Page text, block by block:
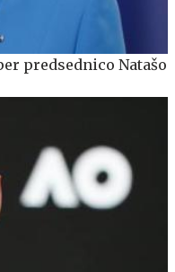
predsednico Natašo